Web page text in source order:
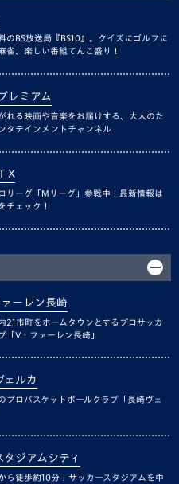
のBS放送局『BS10』。クイズにゴルフに
雀、楽しい番組てんこ盛り！
レミアム
れる映画や音楽をお届けする、大人のた
タテインメントチャンネル
X
リーグ「Mリーグ」参戦中！最新情報は
チェック！
ーレン長崎
21市町をホームタウンとするプロサッカ
「V・ファーレン長崎」
ェルカ
プロバスケットボールクラブ「長崎ヴェ
タジアムシティ
ら徒歩約10分！サッカースタジアムを中